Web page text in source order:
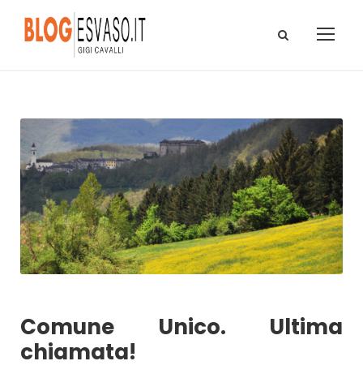
Comune Unico. Ultima
chiamata!